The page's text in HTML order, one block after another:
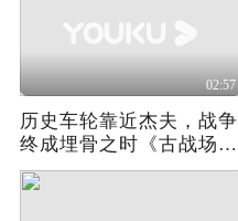
02:57
历史车轮靠近杰夫，战争
终成埋骨之时《古战场传
奇》第八季02